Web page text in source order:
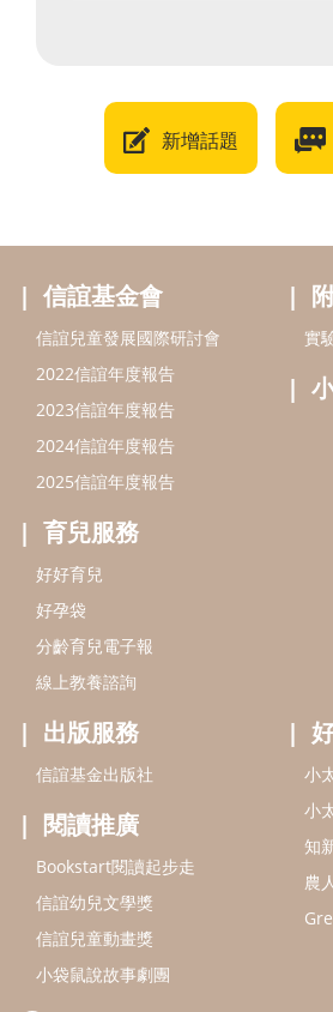
新增話題
信誼基金會
信誼兒童發展國際研討會
2022信誼年度報告
2023信誼年度報告
2024信誼年度報告
2025信誼年度報告
育兒服務
好好育兒
好孕袋
分齡育兒電子報
線上教養諮詢
實
出版服務
信誼基金出版社
閱讀推廣
Bookstart閱讀起步走
信誼幼兒文學獎
信誼兒童動畫獎
小袋鼠說故事劇團
小
小
知
農